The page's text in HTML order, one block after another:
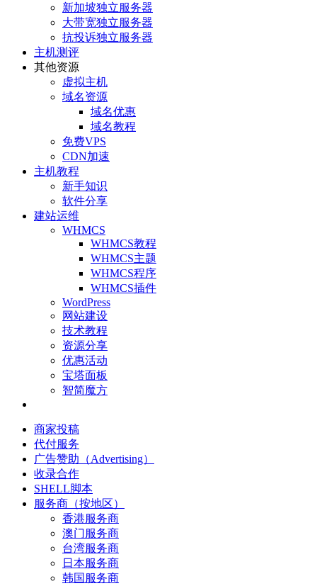
新加坡独立服务器
大带宽独立服务器
抗投诉独立服务器
主机测评
其他资源
虚拟主机
域名资源
域名优惠
域名教程
免费VPS
CDN加速
主机教程
新手知识
软件分享
建站运维
WHMCS
WHMCS教程
WHMCS主题
WHMCS程序
WHMCS插件
WordPress
网站建设
技术教程
资源分享
优惠活动
宝塔面板
智简魔方
商家投稿
代付服务
广告赞助（Advertising）
收录合作
SHELL脚本
服务商（按地区）
香港服务商
澳门服务商
台湾服务商
日本服务商
韩国服务商